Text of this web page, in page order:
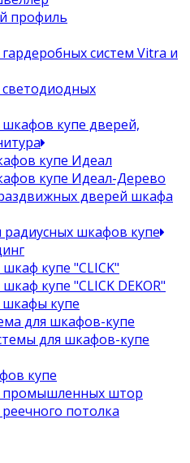
профиль
систем Vitra и
купе дверей,
купе Идеал
купе Идеал-Дерево
дверей шкафа
радиусных шкафов купе
купе "CLICK"
купе "CLICK DEKOR"
шкафы купе
для шкафов-купе
для шкафов-купе
купе
штор
потолка